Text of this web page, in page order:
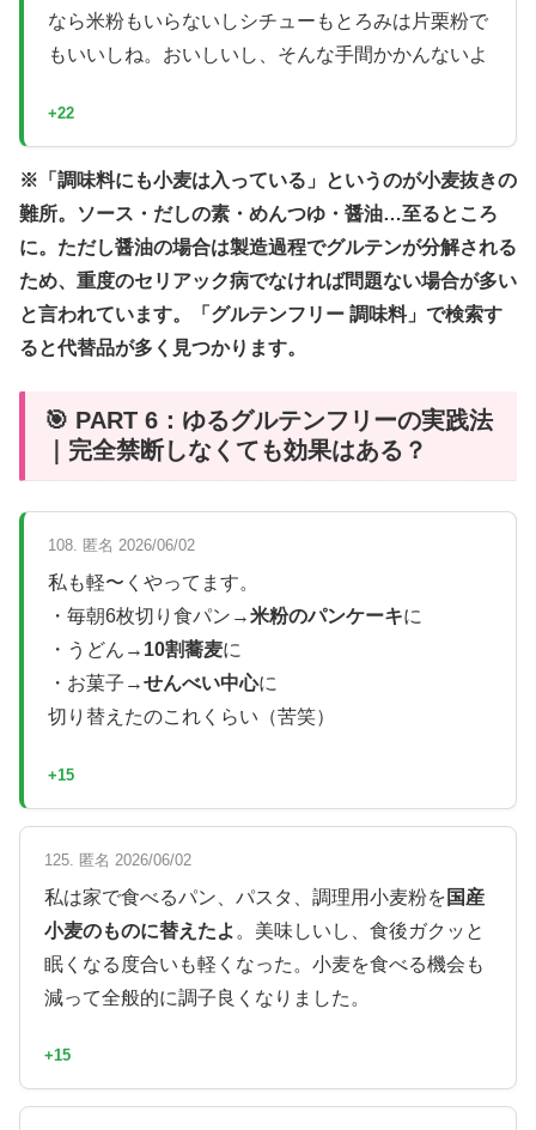
なら米粉もいらないしシチューもとろみは片栗粉で
もいいしね。おいしいし、そんな手間かかんないよ
+22
※「調味料にも小麦は入っている」というのが小麦抜きの
難所。ソース・だしの素・めんつゆ・醤油…至るところ
に。ただし醤油の場合は製造過程でグルテンが分解される
ため、重度のセリアック病でなければ問題ない場合が多い
と言われています。「グルテンフリー 調味料」で検索す
ると代替品が多く見つかります。
🎯 PART 6：ゆるグルテンフリーの実践法
｜完全禁断しなくても効果はある？
108. 匿名 2026/06/02
私も軽〜くやってます。
・毎朝6枚切り食パン→米粉のパンケーキに
・うどん→ 10割蕎麦に
・お菓子→せんべい中心に
切り替えたのこれくらい（苦笑）
+15
125. 匿名 2026/06/02
私は家で食べるパン、パスタ、調理用小麦粉を 国産
小麦のものに替えたよ 。美味しいし、食後ガクッと
眠くなる度合いも軽くなった。小麦を食べる機会も
減って全般的に調子良くなりました。
+15